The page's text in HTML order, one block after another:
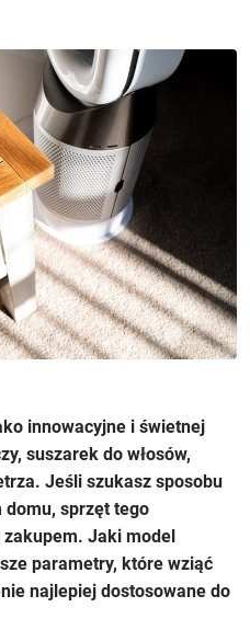
innowacyjne i świetnej
suszarek do włosów,
Jeśli szukasz sposobu
sprzęt tego
Jaki model
parametry, które wziąć
najlepiej dostosowane do